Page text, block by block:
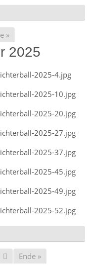
»
2025
Ende »